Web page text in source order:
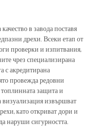
в завода поставя
дрехи. Всеки етап от
проверки и изпитвания,
чрез специализирана
с акредитирана
провежда редовни
защита и
визуализация извършват
като откриват дори и
наруши сигурността.